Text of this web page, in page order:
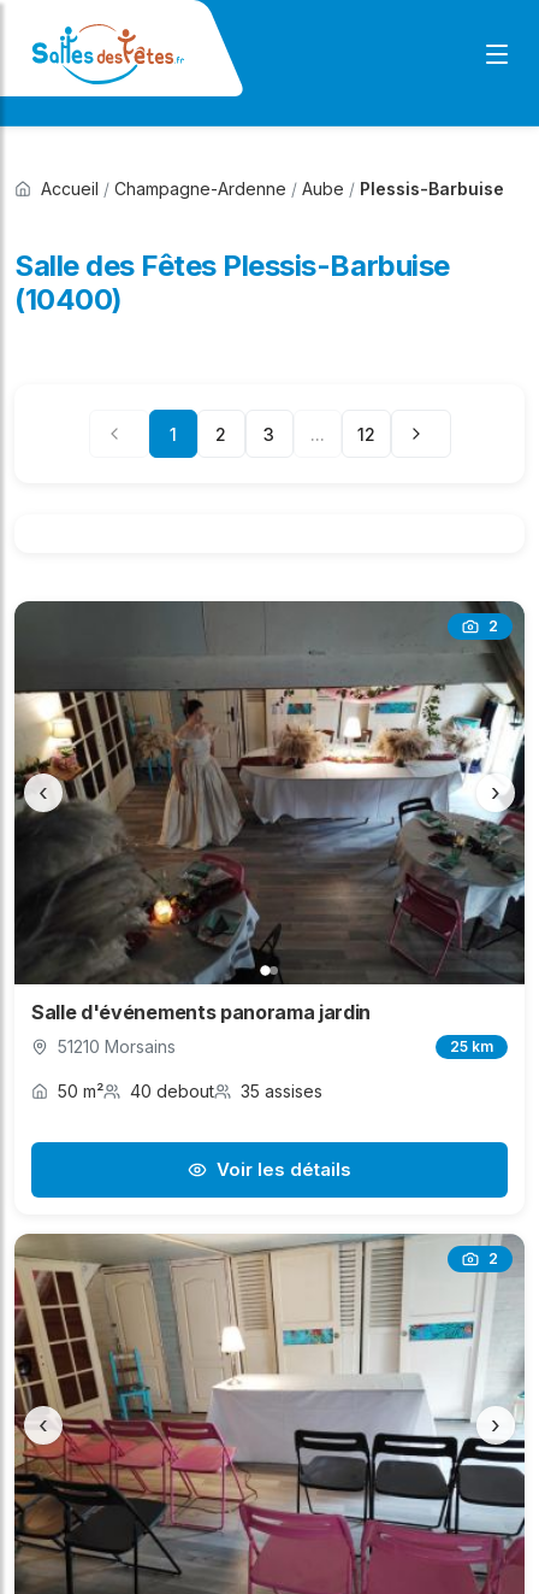
Accueil / Champagne-Ardenne / Aube / Plessis-Barbuise
Salle des Fêtes Plessis-Barbuise
(10400)
1 2 3 ... 12
2
‹ ›
Salle d'événements panorama jardin
51210 Morsains 25 km
50 m² 40 debout 35 assises
Voir les détails
2
‹ ›